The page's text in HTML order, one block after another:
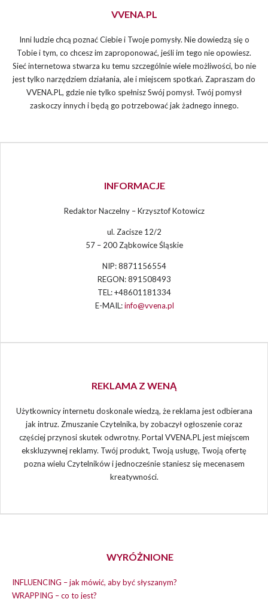
VVENA.PL
Inni ludzie chcą poznać Ciebie i Twoje pomysły. Nie dowiedzą się o
Tobie i tym, co chcesz im zaproponować, jeśli im tego nie opowiesz.
Sieć internetowa stwarza ku temu szczególnie wiele możliwości, bo nie
jest tylko narzędziem działania, ale i miejscem spotkań. Zapraszam do
VVENA.PL, gdzie nie tylko spełnisz Swój pomysł. Twój pomysł
zaskoczy innych i będą go potrzebować jak żadnego innego.
INFORMACJE
Redaktor Naczelny – Krzysztof Kotowicz
ul. Zacisze 12/2
57 – 200 Ząbkowice Śląskie
NIP: 8871156554
REGON: 891508493
TEL: +48601181334
E-MAIL:info@vvena.pl
REKLAMA Z WENĄ
Użytkownicy internetu doskonale wiedzą, że reklama jest odbierana
jak intruz. Zmuszanie Czytelnika, by zobaczył ogłoszenie coraz
częściej przynosi skutek odwrotny. Portal VVENA.PL jest miejscem
ekskluzywnej reklamy. Twój produkt, Twoją usługę, Twoją ofertę
pozna wielu Czytelników i jednocześnie staniesz się mecenasem
kreatywności.
WYRÓŻNIONE
INFLUENCING – jak mówić, aby być słyszanym?
WRAPPING – co to jest?